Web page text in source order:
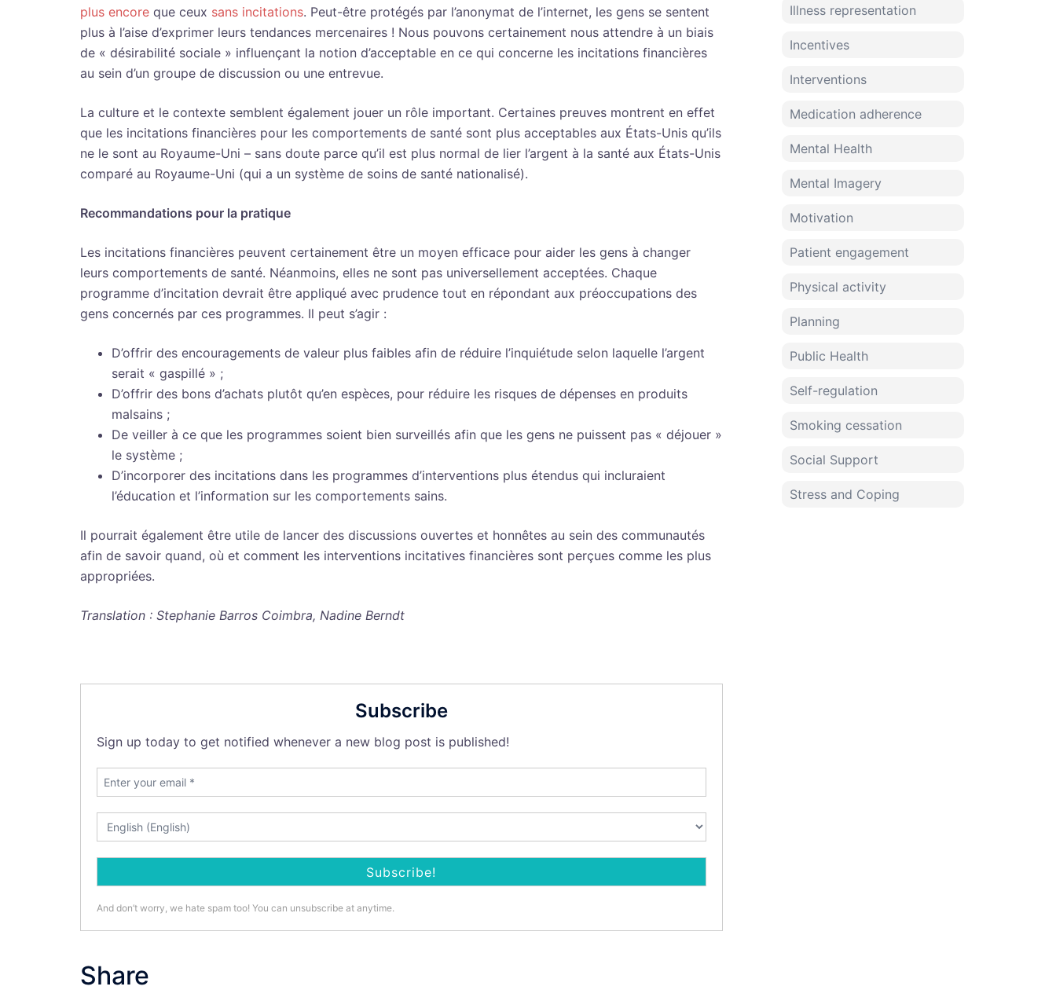
plus encore que ceux sans incitations. Peut-être protégés par l’anonymat de l’internet, les gens se sentent
plus à l’aise d’exprimer leurs tendances mercenaires ! Nous pouvons certainement nous attendre à un biais
de « désirabilité sociale » influençant la notion d’acceptable en ce qui concerne les incitations financières
au sein d’un groupe de discussion ou une entrevue.
La culture et le contexte semblent également jouer un rôle important. Certaines preuves montrent en effet
que les incitations financières pour les comportements de santé sont plus acceptables aux États-Unis qu’ils
ne le sont au Royaume-Uni – sans doute parce qu’il est plus normal de lier l’argent à la santé aux États-Unis
comparé au Royaume-Uni (qui a un système de soins de santé nationalisé).
Recommandations pour la pratique
Les incitations financières peuvent certainement être un moyen efficace pour aider les gens à changer
leurs comportements de santé. Néanmoins, elles ne sont pas universellement acceptées. Chaque
programme d’incitation devrait être appliqué avec prudence tout en répondant aux préoccupations des
gens concernés par ces programmes. Il peut s’agir :
D’offrir des encouragements de valeur plus faibles afin de réduire l’inquiétude selon laquelle l’argent
serait « gaspillé » ;
D’offrir des bons d’achats plutôt qu’en espèces, pour réduire les risques de dépenses en produits
malsains ;
De veiller à ce que les programmes soient bien surveillés afin que les gens ne puissent pas « déjouer »
le système ;
D’incorporer des incitations dans les programmes d’interventions plus étendus qui incluraient
l’éducation et l’information sur les comportements sains.
Il pourrait également être utile de lancer des discussions ouvertes et honnêtes au sein des communautés
afin de savoir quand, où et comment les interventions incitatives financières sont perçues comme les plus
appropriées.
Translation : Stephanie Barros Coimbra, Nadine Berndt
Subscribe
Sign up today to get notified whenever a new blog post is published!
And don’t worry, we hate spam too! You can unsubscribe at anytime.
Share
Illness representation
Incentives
Interventions
Medication adherence
Mental Health
Mental Imagery
Motivation
Patient engagement
Physical activity
Planning
Public Health
Self-regulation
Smoking cessation
Social Support
Stress and Coping